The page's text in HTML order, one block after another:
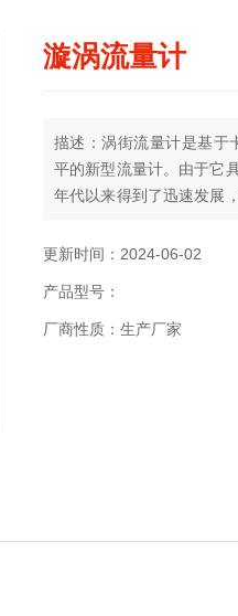
漩涡流量计
描述：涡街流量计是基于
平的新型流量计。由于它
年代以来得到了迅速发展
域。将在未来流量仪表中
更新时间：2024-06-02
产品型号：
厂商性质：生产厂家